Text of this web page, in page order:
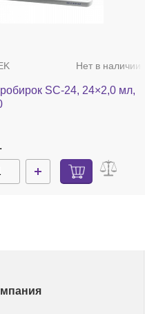
Нет в наличии
SC-24, 24×2,0 мл,